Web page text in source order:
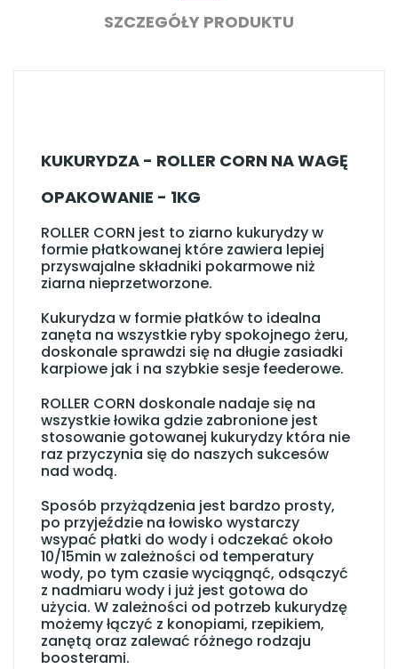
SZCZEGÓŁY PRODUKTU
KUKURYDZA - ROLLER CORN NA WAGĘ
OPAKOWANIE - 1KG
ROLLER CORN jest to ziarno kukurydzy w
formie płatkowanej które zawiera lepiej
przyswajalne składniki pokarmowe niż
ziarna nieprzetworzone.
Kukurydza w formie płatków to idealna
zanęta na wszystkie ryby spokojnego żeru,
doskonale sprawdzi się na długie zasiadki
karpiowe jak i na szybkie sesje feederowe.
ROLLER CORN doskonale nadaje się na
wszystkie łowika gdzie zabronione jest
stosowanie gotowanej kukurydzy która nie
raz przyczynia się do naszych sukcesów
nad wodą.
Sposób przyżądzenia jest bardzo prosty,
po przyjeździe na łowisko wystarczy
wsypać płatki do wody i odczekać około
10/15min w zależności od temperatury
wody, po tym czasie wyciągnąć, odsączyć
z nadmiaru wody i już jest gotowa do
użycia. W zależności od potrzeb kukurydzę
możemy łączyć z konopiami, rzepikiem,
zanętą oraz zalewać różnego rodzaju
boosterami.